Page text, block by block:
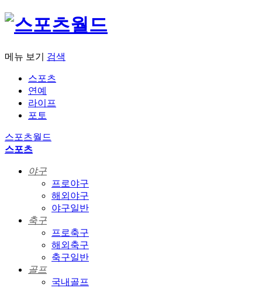
메뉴 보기 검색
스포츠
연예
라이프
포토
스포츠월드
스포츠
야구
프로야구
해외야구
야구일반
축구
프로축구
해외축구
축구일반
골프
국내골프